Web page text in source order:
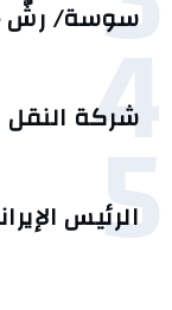
سوسة/ رشّ
4
شركة النقل
5
الرئيس